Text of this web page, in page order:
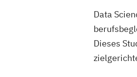
Data
Dieses